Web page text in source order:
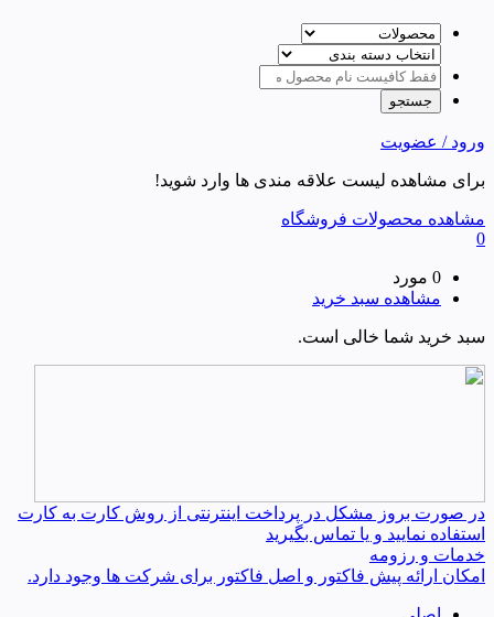
ورود / عضویت
برای مشاهده لیست علاقه مندی ها وارد شوید!
مشاهده محصولات فروشگاه
0
0 مورد
مشاهده سبد خرید
سبد خرید شما خالی است.
در صورت بروز مشکل در پرداخت اینترنتی از روش کارت به کارت
استفاده نمایید و یا تماس بگیرید
خدمات و رزومه
امکان ارائه پیش فاکتور و اصل فاکتور برای شرکت ها وجود دارد.